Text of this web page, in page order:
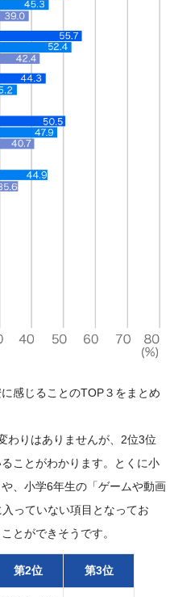
感じることのTOP３をまとめ
わりはありませんが、2位3位
ことがわかります。とくに小
、小学6年生の「ゲームや動画
っていない項目となってお
とができそうです。
第2位 第3位